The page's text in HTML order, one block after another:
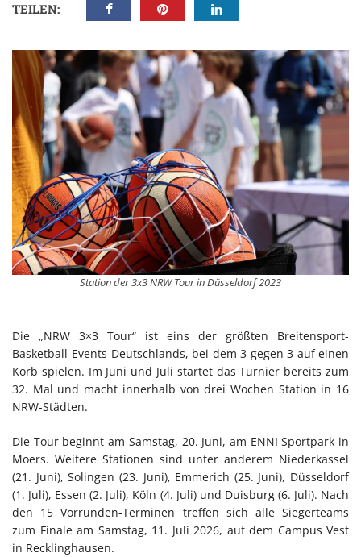
TEILEN:
Station der 3x3 NRW Tour in Düsseldorf 2023
Die „NRW 3×3 Tour“ ist eins der größten Breitensport-
Basketball-Events Deutschlands, bei dem 3 gegen 3 auf einen
Korb spielen. Im Juni und Juli startet das Turnier bereits zum
32. Mal und macht innerhalb von drei Wochen Station in 16
NRW-Städten.
Die Tour beginnt am Samstag, 20. Juni, am ENNI Sportpark in
Moers. Weitere Stationen sind unter anderem Niederkassel
(21. Juni), Solingen (23. Juni), Emmerich (25. Juni), Düsseldorf
(1. Juli), Essen (2. Juli), Köln (4. Juli) und Duisburg (6. Juli). Nach
den 15 Vorrunden-Terminen treffen sich alle Siegerteams
zum Finale am Samstag, 11. Juli 2026, auf dem Campus Vest
in Recklinghausen.